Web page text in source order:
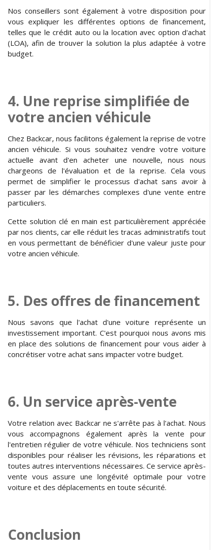
Nos conseillers sont également à votre disposition pour
vous expliquer les différentes options de financement,
telles que le crédit auto ou la location avec option d'achat
(LOA), afin de trouver la solution la plus adaptée à votre
budget.
4. Une reprise simplifiée de
votre ancien véhicule
Chez Backcar, nous facilitons également la reprise de votre
ancien véhicule. Si vous souhaitez vendre votre voiture
actuelle avant d'en acheter une nouvelle, nous nous
chargeons de l'évaluation et de la reprise. Cela vous
permet de simplifier le processus d'achat sans avoir à
passer par les démarches complexes d'une vente entre
particuliers.
Cette solution clé en main est particulièrement appréciée
par nos clients, car elle réduit les tracas administratifs tout
en vous permettant de bénéficier d'une valeur juste pour
votre ancien véhicule.
5. Des offres de financement
Nous savons que l'achat d'une voiture représente un
investissement important. C'est pourquoi nous avons mis
en place des solutions de financement pour vous aider à
concrétiser votre achat sans impacter votre budget.
6. Un service après-vente
Votre relation avec Backcar ne s'arrête pas à l'achat. Nous
vous accompagnons également après la vente pour
l'entretien régulier de votre véhicule. Nos techniciens sont
disponibles pour réaliser les révisions, les réparations et
toutes autres interventions nécessaires. Ce service après-
vente vous assure une longévité optimale pour votre
voiture et des déplacements en toute sécurité.
Conclusion